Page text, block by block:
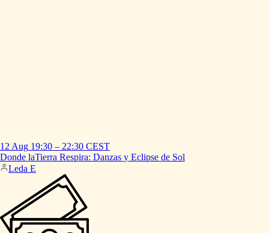
12 Aug 19:30 – 22:30 CEST
Donde laTierra Respira: Danzas y Eclipse de Sol
Leda E